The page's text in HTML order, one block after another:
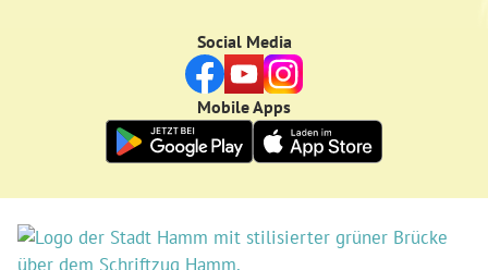
Social Media
Mobile Apps